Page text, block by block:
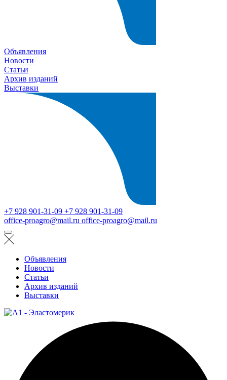
Объявления
Новости
Статьи
Архив изданий
Выставки
+7 928 901-31-09 +7 928 901-31-09
office-proagro@mail.ru office-proagro@mail.ru
Объявления
Новости
Статьи
Архив изданий
Выставки